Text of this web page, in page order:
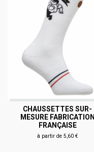
CHAUSSETTES SUR-
MESURE FABRICATION
FRANÇAISE
à partir de 5,60 €